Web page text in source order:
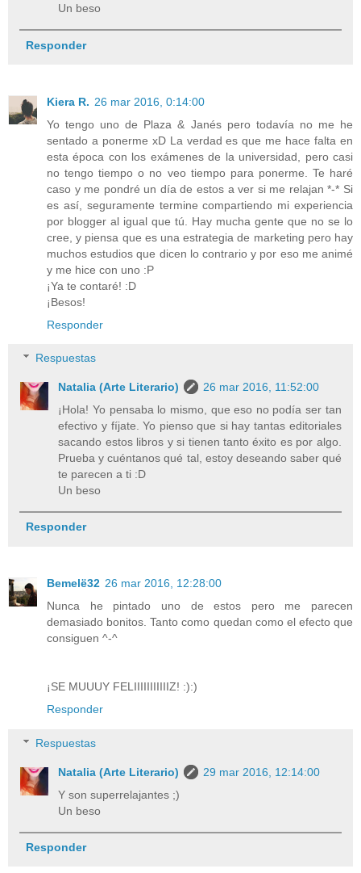
Un beso
Responder
Kiera R. 26 mar 2016, 0:14:00
Yo tengo uno de Plaza & Janés pero todavía no me he
sentado a ponerme xD La verdad es que me hace falta en
esta época con los exámenes de la universidad, pero casi
no tengo tiempo o no veo tiempo para ponerme. Te haré
caso y me pondré un día de estos a ver si me relajan *-* Si
es así, seguramente termine compartiendo mi experiencia
por blogger al igual que tú. Hay mucha gente que no se lo
cree, y piensa que es una estrategia de marketing pero hay
muchos estudios que dicen lo contrario y por eso me animé
y me hice con uno :P
¡Ya te contaré! :D
¡Besos!
Responder
Respuestas
Natalia (Arte Literario)
26 mar 2016, 11:52:00
¡Hola! Yo pensaba lo mismo, que eso no podía ser tan
efectivo y fíjate. Yo pienso que si hay tantas editoriales
sacando estos libros y si tienen tanto éxito es por algo.
Prueba y cuéntanos qué tal, estoy deseando saber qué
te parecen a ti :D
Un beso
Responder
Bemelë32 26 mar 2016, 12:28:00
Nunca he pintado uno de estos pero me parecen
demasiado bonitos. Tanto como quedan como el efecto que
consiguen ^-^
¡SE MUUUY FELIIIIIIIIIIIZ! :):)
Responder
Respuestas
Natalia (Arte Literario)
29 mar 2016, 12:14:00
Y son superrelajantes ;)
Un beso
Responder